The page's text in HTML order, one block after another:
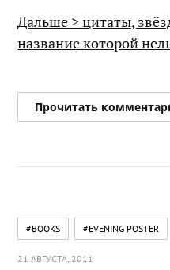
Дальше > цитаты,
название которой
Прочитать
#BOOKS #EVENING POSTER
21 АВГУСТА, 2011